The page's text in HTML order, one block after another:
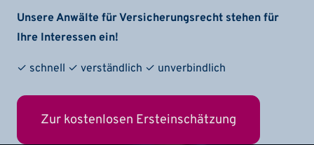
Unsere Anwälte für Versicherungsrecht stehen für
Ihre Interessen ein!
✓ schnell ✓ verständlich ✓ unverbindlich
Zur kostenlosen Ersteinschätzung